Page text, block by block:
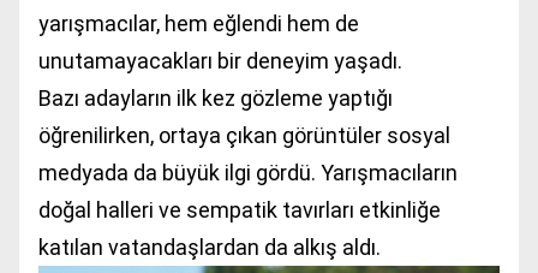
yarışmacılar, hem eğlendi hem de
unutamayacakları bir deneyim yaşadı.
Bazı adayların ilk kez gözleme yaptığı
öğrenilirken, ortaya çıkan görüntüler sosyal
medyada da büyük ilgi gördü. Yarışmacıların
doğal halleri ve sempatik tavırları etkinliğe
katılan vatandaşlardan da alkış aldı.